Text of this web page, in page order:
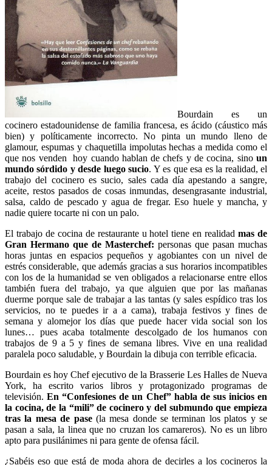
Bourdain es un
cocinero estadounidense de familia francesa, es ácido (cáustico más
bien) y políticamente incorrecto. No pinta un mundo lleno de
glamour, espumas y chaquetilla impolutas hechas a medida como el
que nos venden hoy cuando hablan de chefs y de cocina, sino un
mundo sórdido y desde luego sucio. Y es que esa es la realidad, el
trabajo del cocinero es sucio, sales cada día apestando a sangre,
aceite, restos pasados de cosas inmundas, desengrasante industrial,
salsa, caldo de pescado y agua de fregar. Eso huele y mancha, y
nadie quiere tocarte ni con un palo.
El trabajo de cocina de restaurante u hotel tiene en realidadmas de
Gran Hermano que de Masterchef: personas que pasan muchas
horas juntas en espacios pequeños y agobiantes con un nivel de
estrés considerable, que además gracias a sus horarios incompatibles
con los de la humanidad se ven obligados a relacionarse entre ellos
también fuera del trabajo, ya que alguien que por las mañanas
duerme porque sale de trabajar a las tantas (y sales espídico tras los
servicios, no te puedes ir a a cama), trabaja festivos y fines de
semana y alomejor los días que puede hacer vida social son los
lunes… pues acaba totalmente descolgado de los humanos con
trabajos de 9 a 5 y fines de semana libres. Vive en una realidad
paralela poco saludable, y Bourdain la dibuja con terrible eficacia.
Bourdain es hoy Chef ejecutivo de la Brasserie Les Halles de Nueva
York, ha escrito varios libros y protagonizado programas de
televisión.En “Confesiones de un Chef” habla de sus inicios en
la cocina, de la “mili” de cocinero y del submundo que empieza
tras la mesa de pase(la mesa donde se terminan los platos y se
pasan a sala, la linea que no cruzan los camareros). No es un libro
apto para pusilánimes ni para gente de ofensa fácil.
¿Sabéis eso que está de moda ahora de decirles a los cocineros la